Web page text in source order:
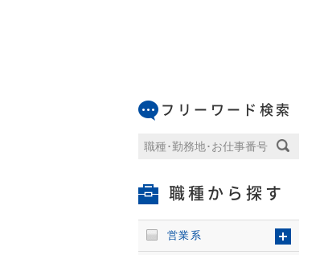
フリーワード検索
職種から探す
営業系